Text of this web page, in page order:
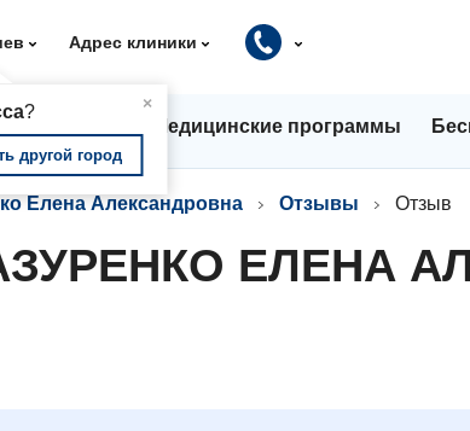
×
?
другой город
Адрес клиники
Медицинские программы
Елена Александровна Отзывы Отзыв
ЕЛЕНА